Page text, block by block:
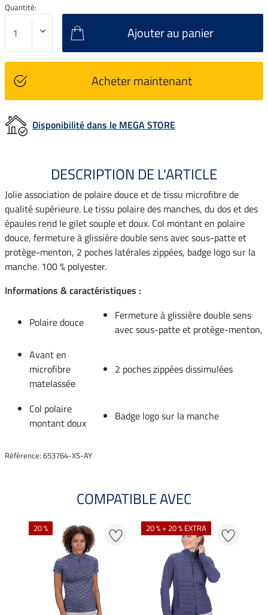
Quantité:
Ajouter au panier
Acheter maintenant
Disponibilité dans le MEGA STORE
DESCRIPTION DE L'ARTICLE
Jolie association de polaire douce et de tissu microfibre de
qualité supérieure. Le tissu polaire des manches, du dos et des
épaules rend le gilet souple et doux. Col montant en polaire
douce, fermeture à glissière double sens avec sous-patte et
protège-menton, 2 poches latérales zippées, badge logo sur la
manche. 100 % polyester.
Informations & caractéristiques :
Polaire douce
Fermeture à glissière double sens
avec sous-patte et protège-menton,
Avant en
microfibre
matelassée
2 poches zippées dissimulées
Col polaire
montant doux
Badge logo sur la manche
Référence: 653764-XS-AY
COMPATIBLE AVEC
20 % 20 % + 20 % EXTRA